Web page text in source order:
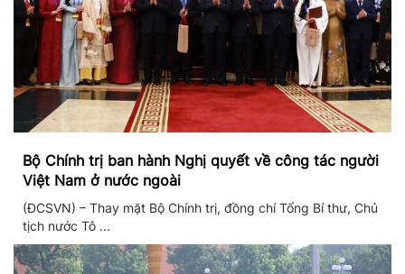
Bộ Chính trị ban hành Nghị quyết về công tác người
Việt Nam ở nước ngoài
(ĐCSVN) – Thay mặt Bộ Chính trị, đồng chí Tổng Bí thư, Chủ
tịch nước Tô ...